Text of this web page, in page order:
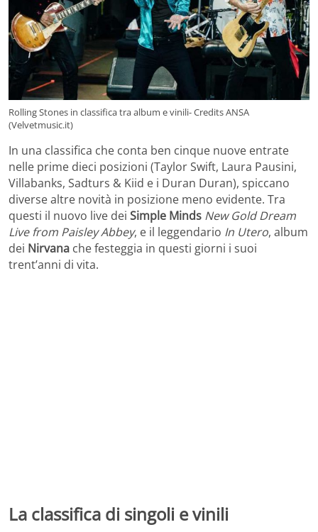
Rolling Stones in classifica tra album e vinili- Credits ANSA
(Velvetmusic.it)
In una classifica che conta ben cinque nuove entrate
nelle prime dieci posizioni (Taylor Swift, Laura Pausini,
Villabanks, Sadturs & Kiid e i Duran Duran), spiccano
diverse altre novità in posizione meno evidente. Tra
questi il nuovo live dei Simple Minds New Gold Dream
Live from Paisley Abbey, e il leggendario In Utero, album
dei Nirvana che festeggia in questi giorni i suoi
trent’anni di vita.
La classifica di singoli e vinili